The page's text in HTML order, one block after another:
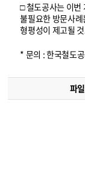
□ 철도공사는 이번
불필요한 방문사
형평성이 제고될
* 문의 : 한국철도
파일